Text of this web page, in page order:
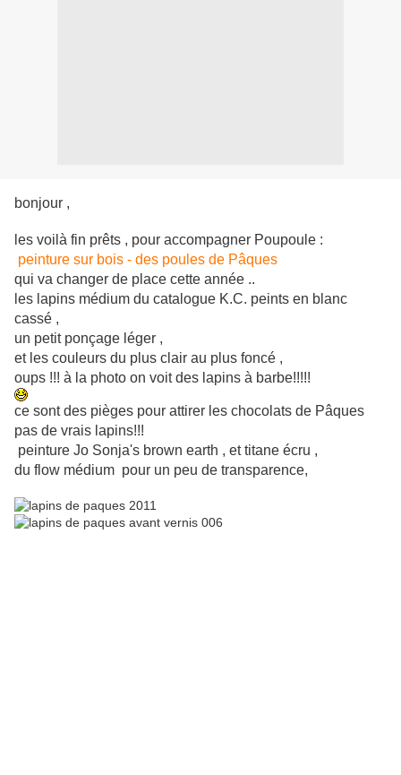
bonjour ,
les voilà fin prêts , pour accompagner Poupoule :
peinture sur bois - des poules de Pâques
qui va changer de place cette année ..
les lapins médium du catalogue K.C. peints en blanc
cassé ,
un petit ponçage léger ,
et les couleurs du plus clair au plus foncé ,
oups !!! à la photo on voit des lapins à barbe!!!!!
ce sont des pièges pour attirer les chocolats de Pâques
pas de vrais lapins!!!
peinture Jo Sonja's brown earth , et titane écru ,
du flow médium pour un peu de transparence,